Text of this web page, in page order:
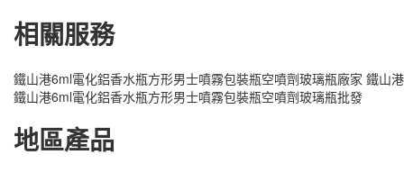
相關服務
鐵山港6ml電化鋁香水瓶方形男士噴霧包裝瓶空噴劑玻璃瓶廠家 鐵山
鐵山港6ml電化鋁香水瓶方形男士噴霧包裝瓶空噴劑玻璃瓶批發
地區產品